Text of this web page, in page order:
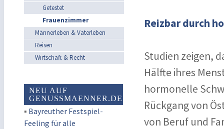
Getestet
Frauenzimmer
Männerleben & Vaterleben
Reisen
Wirtschaft & Recht
NEU AUF
GENUSSMAENNER.DE
▪ Bayreuther Festspiel-
Feeling für alle
Reizbar durch
Studien zeigen,
Hälfte ihres
hormonelle
Rückgang von
von Beruf und